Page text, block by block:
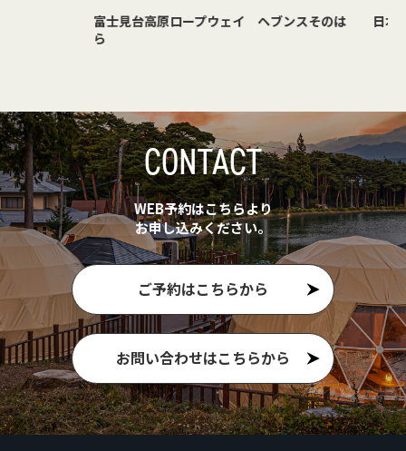
富士見台高原ロープウェイ ヘブンスそのは
日本一
CONTACT
WEB予約はこちらより
お申し込みください。
ご予約はこちらから
お問い合わせはこちらから